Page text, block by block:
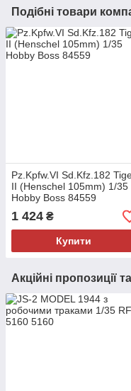
Подібні товари
Pz.Kpfw.VI Sd.Kfz.182
II (Henschel 105mm) 1/35
Hobby Boss 84559
1 424 ₴
Купити
Акційні пропозиції